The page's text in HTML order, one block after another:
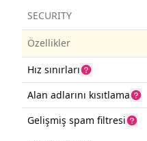
SECURITY
Özellikler
Hız sınırları
Alan adlarını kısıtlama
Gelişmiş spam filtresi